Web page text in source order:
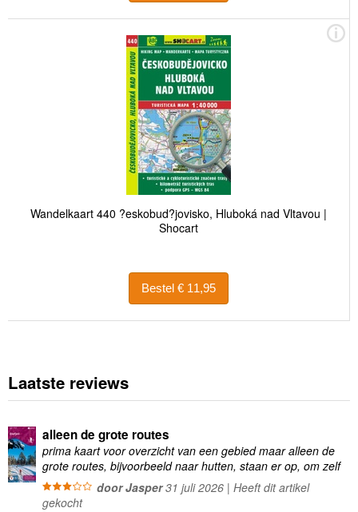
Wandelkaart 440 ?eskobud?jovisko, Hluboká nad Vltavou |
Shocart
Bestel € 11,95
Laatste reviews
alleen de grote routes
prima kaart voor overzicht van een gebied maar alleen de
grote routes, bijvoorbeeld naar hutten, staan er op, om zelf
wandelingen te plannen minder geschikt
door Jasper31 juli 2026 | Heeft dit artikel
gekocht